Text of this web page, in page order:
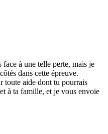
face à une telle perte, mais je
dans cette épreuve.
toute aide dont tu pourrais
à ta famille, et je vous envoie